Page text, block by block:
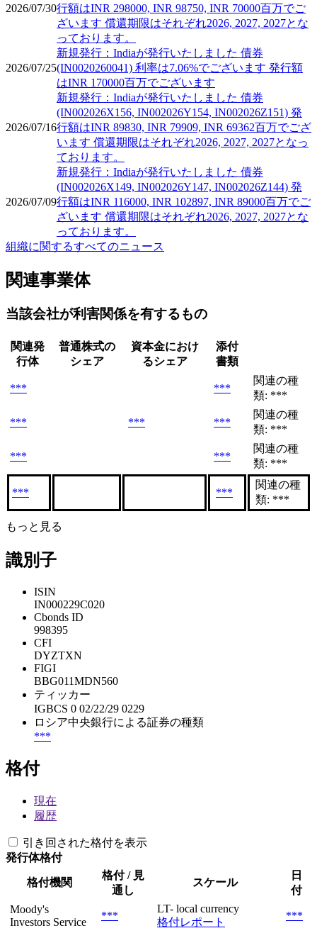
2026/07/30行額はINR 298000, INR 98750, INR 70000百万でご
ざいます 償還期限はそれぞれ2026, 2027, 2027とな
っております。
2026/07/25
新規発行：Indiaが発行いたしました 債券
(IN0020260041) 利率は7.06%でございます 発行額
はINR 170000百万でございます
2026/07/16
新規発行：Indiaが発行いたしました 債券
(IN002026X156, IN002026Y154, IN002026Z151) 発
行額はINR 89830, INR 79909, INR 69362百万でござ
います 償還期限はそれぞれ2026, 2027, 2027となっ
ております。
2026/07/09
新規発行：Indiaが発行いたしました 債券
(IN002026X149, IN002026Y147, IN002026Z144) 発
行額はINR 116000, INR 102897, INR 89000百万でご
ざいます 償還期限はそれぞれ2026, 2027, 2027とな
っております。
組織に関するすべてのニュース
関連事業体
当該会社が利害関係を有するもの
関連発
行体
普通株式の
シェア
資本金におけ
るシェア
添付
書類
*** ***
関連の種
類: ***
*** *** ***
関連の種
類: ***
*** ***
関連の種
類: ***
*** ***
関連の種
類: ***
もっと見る
識別子
ISIN
IN000229C020
Cbonds ID
998395
CFI
DYZTXN
FIGI
BBG011MDN560
ティッカー
IGBCS 0 02/22/29 0229
ロシア中央銀行による証券の種類
***
格付
現在
履歴
引き回された格付を表示
発行体格付
格付機関
格付 / 見
通し
スケール
日
付
Moody's
Investors Service
***
LT- local currency
格付レポート
***